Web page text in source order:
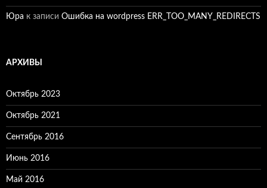
Юра к записи Ошибка на wordpress ERR_TOO_MANY_REDIRECTS
АРХИВЫ
Октябрь 2023
Октябрь 2021
Сентябрь 2016
Июнь 2016
Май 2016